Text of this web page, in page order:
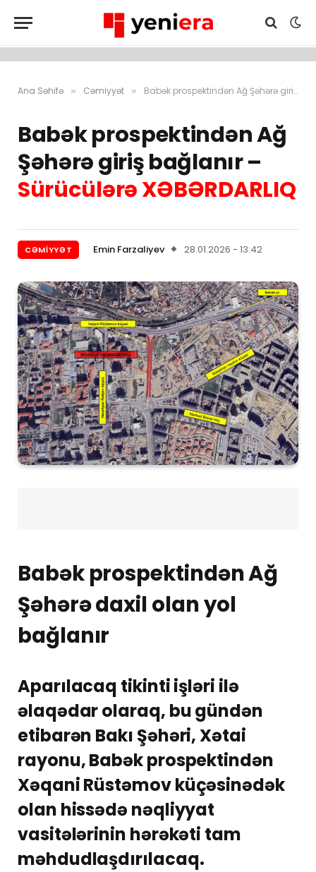
Ana Səhifə » Cəmiyyət » Babək prospektindən Ağ Şəhərə giriş bağlanır – Sürücülərə XƏBƏRDARLIQ
Babək prospektindən Ağ
Şəhərə giriş bağlanır –
Sürücülərə XƏBƏRDARLIQ
CƏMIYYƏT Emin Farzaliyev 28.01.2026 - 13:42
Babək prospektindən Ağ
Şəhərə daxil olan yol
bağlanır
Aparılacaq tikinti işləri ilə
əlaqədar olaraq, bu gündən
etibarən Bakı Şəhəri, Xətai
rayonu, Babək prospektindən
Xəqani Rüstəmov küçəsinədək
olan hissədə nəqliyyat
vasitələrinin hərəkəti tam
məhdudlaşdırılacaq.